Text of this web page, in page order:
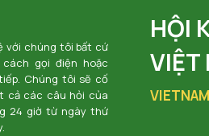
với chúng tôi bất cứ
gọi điện hoặc
Chúng tôi sẽ cố
cả các câu hỏi của
24 giờ từ ngày thứ
HỘI
VIỆT